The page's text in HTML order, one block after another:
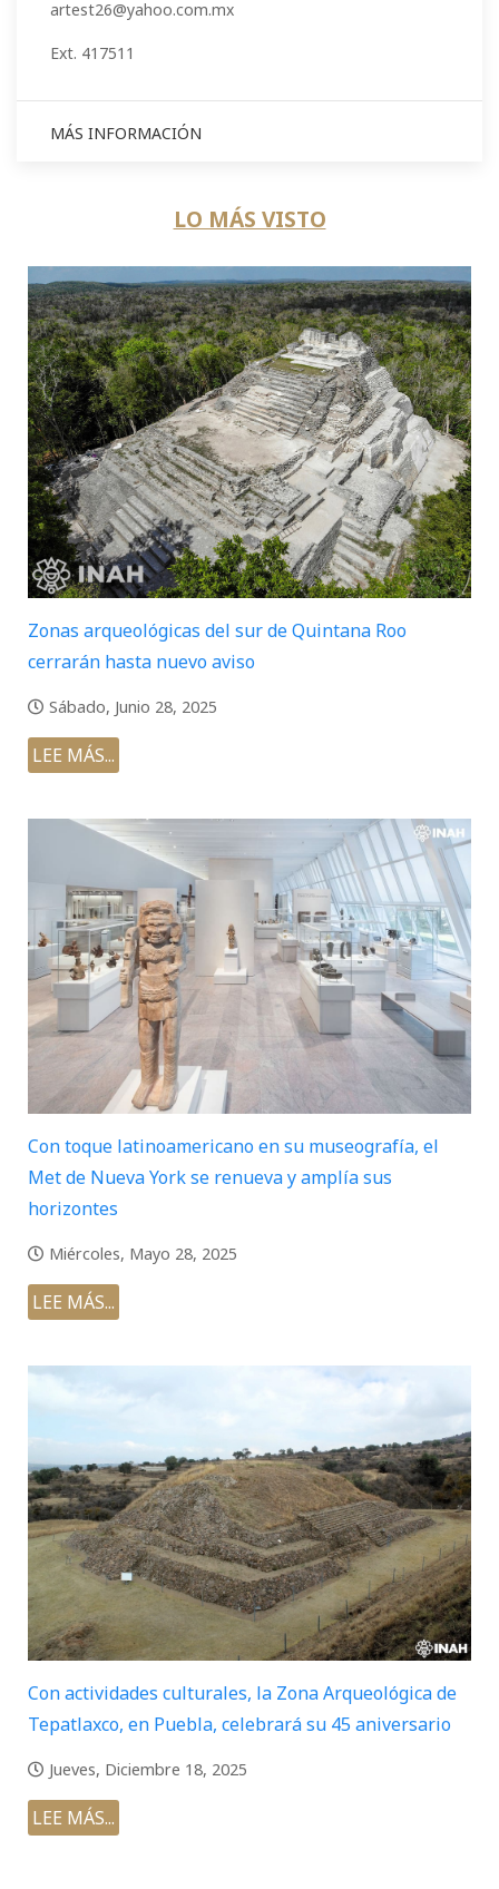
artest26@yahoo.com.mx
Ext. 417511
MÁS INFORMACIÓN
LO MÁS VISTO
Zonas arqueológicas del sur de Quintana Roo
cerrarán hasta nuevo aviso
Sábado, Junio 28, 2025
LEE MÁS...
Con toque latinoamericano en su museografía, el
Met de Nueva York se renueva y amplía sus
horizontes
Miércoles, Mayo 28, 2025
LEE MÁS...
Con actividades culturales, la Zona Arqueológica de
Tepatlaxco, en Puebla, celebrará su 45 aniversario
Jueves, Diciembre 18, 2025
LEE MÁS...